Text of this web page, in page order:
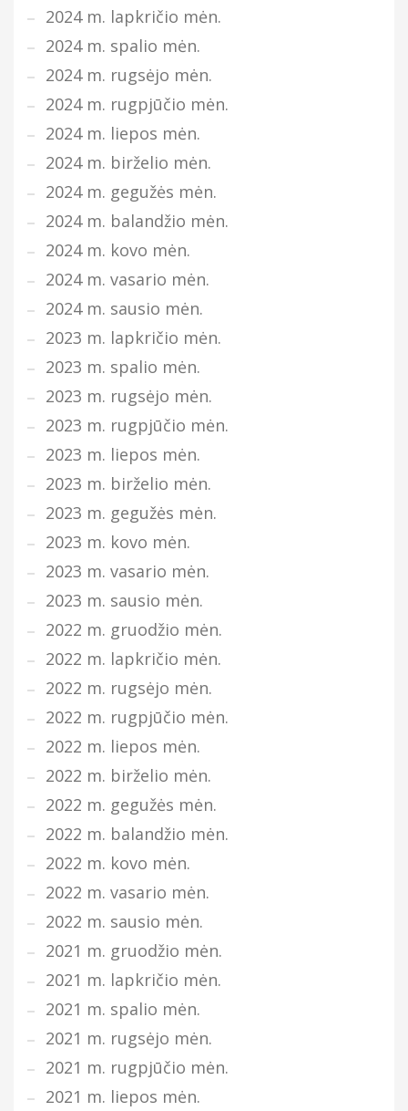
2024 m. lapkričio mėn.
2024 m. spalio mėn.
2024 m. rugsėjo mėn.
2024 m. rugpjūčio mėn.
2024 m. liepos mėn.
2024 m. birželio mėn.
2024 m. gegužės mėn.
2024 m. balandžio mėn.
2024 m. kovo mėn.
2024 m. vasario mėn.
2024 m. sausio mėn.
2023 m. lapkričio mėn.
2023 m. spalio mėn.
2023 m. rugsėjo mėn.
2023 m. rugpjūčio mėn.
2023 m. liepos mėn.
2023 m. birželio mėn.
2023 m. gegužės mėn.
2023 m. kovo mėn.
2023 m. vasario mėn.
2023 m. sausio mėn.
2022 m. gruodžio mėn.
2022 m. lapkričio mėn.
2022 m. rugsėjo mėn.
2022 m. rugpjūčio mėn.
2022 m. liepos mėn.
2022 m. birželio mėn.
2022 m. gegužės mėn.
2022 m. balandžio mėn.
2022 m. kovo mėn.
2022 m. vasario mėn.
2022 m. sausio mėn.
2021 m. gruodžio mėn.
2021 m. lapkričio mėn.
2021 m. spalio mėn.
2021 m. rugsėjo mėn.
2021 m. rugpjūčio mėn.
2021 m. liepos mėn.